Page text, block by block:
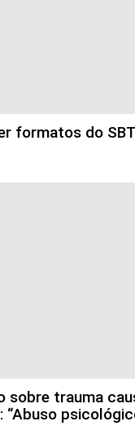
formatos do
sobre trauma